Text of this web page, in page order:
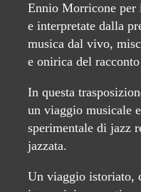
Ennio Morricone
e interpretate dalla
musica dal vivo,
e onirica del
In questa
un viaggio musicale
sperimentale di jazz
jazzata.
Un viaggio istoriato,